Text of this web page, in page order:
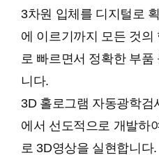
3차원 입체를 디지털로
에 이르기까지 모든 것의
로 빠르면서 정확한 부
니다.
3D 홀로그램 자동광학
에서 선도적으로 개발하
로 3D영상을 실현합니다.